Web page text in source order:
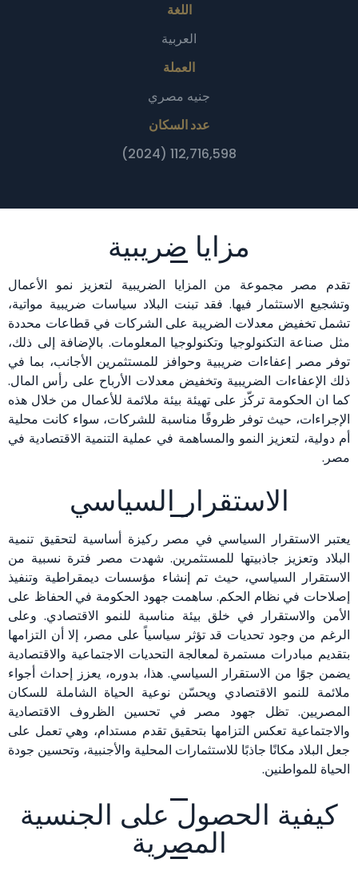
اللغة
العربية
العملة
جنيه مصري
عدد السكان
112,716,598 (2024)
مزايا ضريبية
تقدم مصر مجموعة من المزايا الضريبية لتعزيز نمو الأعمال
وتشجيع الاستثمار فيها. فقد تبنت البلاد سياسات ضريبية مواتية،
تشمل تخفيض معدلات الضريبة على الشركات في قطاعات محددة
مثل صناعة التكنولوجيا وتكنولوجيا المعلومات. بالإضافة إلى ذلك،
توفر مصر إعفاءات ضريبية وحوافز للمستثمرين الأجانب، بما في
ذلك الإعفاءات الضريبية وتخفيض معدلات الأرباح على رأس المال.
كما ان الحكومة تركّز على تهيئة بيئة ملائمة للأعمال من خلال هذه
الإجراءات، حيث توفر ظروفًا مناسبة للشركات، سواء كانت محلية
أم دولية، لتعزيز النمو والمساهمة في عملية التنمية الاقتصادية في
مصر.
الاستقرار السياسي
يعتبر الاستقرار السياسي في مصر ركيزة أساسية لتحقيق تنمية
البلاد وتعزيز جاذبيتها للمستثمرين. شهدت مصر فترة نسبية من
الاستقرار السياسي، حيث تم إنشاء مؤسسات ديمقراطية وتنفيذ
إصلاحات في نظام الحكم. ساهمت جهود الحكومة في الحفاظ على
الأمن والاستقرار في خلق بيئة مناسبة للنمو الاقتصادي. وعلى
الرغم من وجود تحديات قد تؤثر سياسياً على مصر، إلا أن التزامها
بتقديم مبادرات مستمرة لمعالجة التحديات الاجتماعية والاقتصادية
يضمن جوًا من الاستقرار السياسي. هذا، بدوره، يعزز إحداث أجواء
ملائمة للنمو الاقتصادي ويحسّن نوعية الحياة الشاملة للسكان
المصريين. تظل جهود مصر في تحسين الظروف الاقتصادية
والاجتماعية تعكس التزامها بتحقيق تقدم مستدام، وهي تعمل على
جعل البلاد مكانًا جاذبًا للاستثمارات المحلية والأجنبية، وتحسين جودة
الحياة للمواطنين.
كيفية الحصول على الجنسية
المصرية